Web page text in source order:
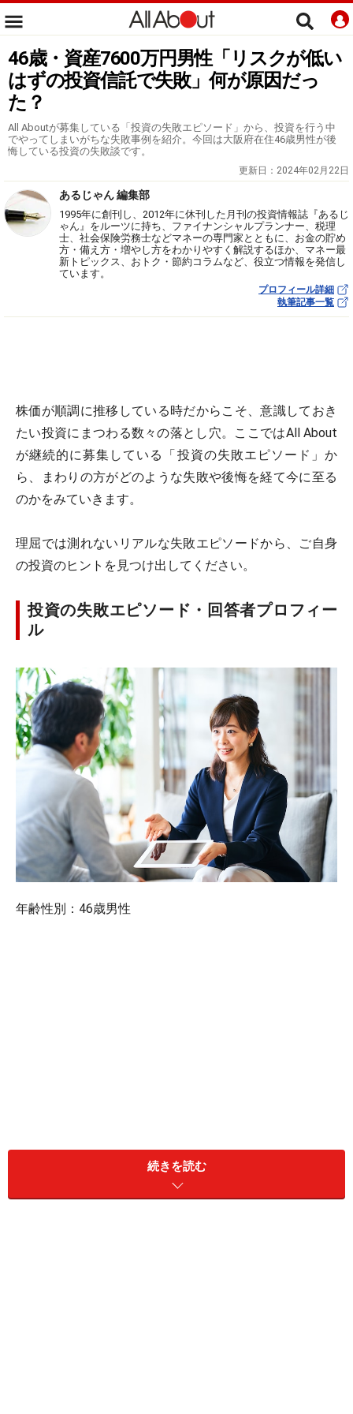
46歳・資産7600万円男性「リスクが低い
はずの投資信託で失敗」何が原因だっ
た？
All Aboutが募集している「投資の失敗エピソード」から、投資を行う中
でやってしまいがちな失敗事例を紹介。今回は大阪府在住46歳男性が後
悔している投資の失敗談です。
更新日： 2024年02月22日
あるじゃん 編集部
1995年に創刊し、2012年に休刊した月刊の投資情報誌『あるじ
ゃん』をルーツに持ち、ファイナンシャルプランナー、税理
士、社会保険労務士などマネーの専門家とともに、お金の貯め
方・備え方・増やし方をわかりやすく解説するほか、マネー最
新トピックス、おトク・節約コラムなど、役立つ情報を発信し
ています。
プロフィール詳細
執筆記事一覧
株価が順調に推移している時だからこそ、意識しておき
たい投資にまつわる数々の落とし穴。ここではAll About
が継続的に募集している「投資の失敗エピソード」か
ら、まわりの方がどのような失敗や後悔を経て今に至る
のかをみていきます。
理屈では測れないリアルな失敗エピソードから、ご自身
の投資のヒントを見つけ出してください。
投資の失敗エピソード・回答者プロフィー
ル
年齢性別：46歳男性
同居家族構成：本人、妻（45歳）、長女（10歳）
お仕事：自営業
続きを読む